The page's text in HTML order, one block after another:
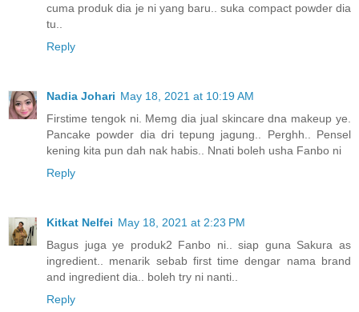
cuma produk dia je ni yang baru.. suka compact powder dia
tu..
Reply
Nadia Johari May 18, 2021 at 10:19 AM
Firstime tengok ni. Memg dia jual skincare dna makeup ye.
Pancake powder dia dri tepung jagung.. Perghh.. Pensel
kening kita pun dah nak habis.. Nnati boleh usha Fanbo ni
Reply
Kitkat Nelfei May 18, 2021 at 2:23 PM
Bagus juga ye produk2 Fanbo ni.. siap guna Sakura as
ingredient.. menarik sebab first time dengar nama brand
and ingredient dia.. boleh try ni nanti..
Reply